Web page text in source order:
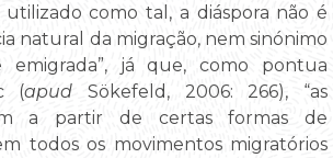
como tal, a diáspora não é
natural da migração, nem sinónimo
emigrada”, já que, como pontua
(apud Sökefeld, 2006: 266), “as
a partir de certas formas de
todos os movimentos migratórios